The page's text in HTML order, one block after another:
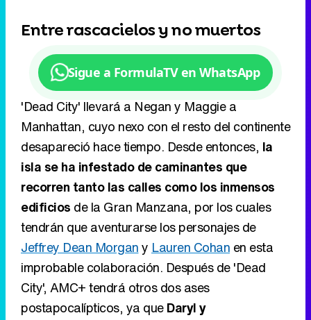
Play
Video
de estreno con este intenso teaser
Entre rascacielos y no muertos
Sigue a FormulaTV en WhatsApp
'Dead City' llevará a Negan y Maggie a
Manhattan, cuyo nexo con el resto del continente
desapareció hace tiempo. Desde entonces,